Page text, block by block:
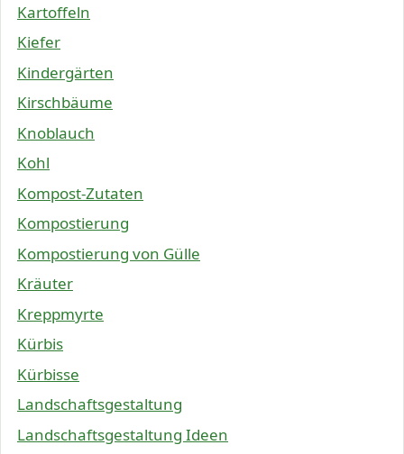
Kartoffeln
Kiefer
Kindergärten
Kirschbäume
Knoblauch
Kohl
Kompost-Zutaten
Kompostierung
Kompostierung von Gülle
Kräuter
Kreppmyrte
Kürbis
Kürbisse
Landschaftsgestaltung
Landschaftsgestaltung Ideen